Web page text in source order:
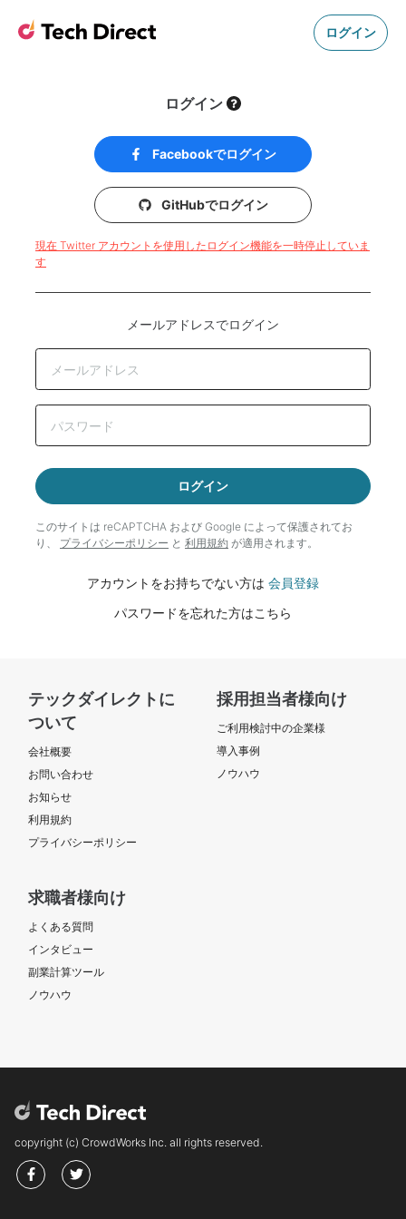
ログイン
ログイン
Facebookでログイン
GitHubでログイン
現在 Twitter アカウントを使用したログイン機能を一時停止していま
す
メールアドレスでログイン
ログイン
このサイトは reCAPTCHA および Google によって保護されてお
り、 プライバシーポリシー と 利用規約 が適用されます。
アカウントをお持ちでない方は 会員登録
パスワードを忘れた方はこちら
テックダイレクトに
ついて
会社概要
お問い合わせ
お知らせ
利用規約
プライバシーポリシー
採用担当者様向け
ご利用検討中の企業様
導入事例
ノウハウ
求職者様向け
よくある質問
インタビュー
副業計算ツール
ノウハウ
copyright (c) CrowdWorks Inc. all rights reserved.